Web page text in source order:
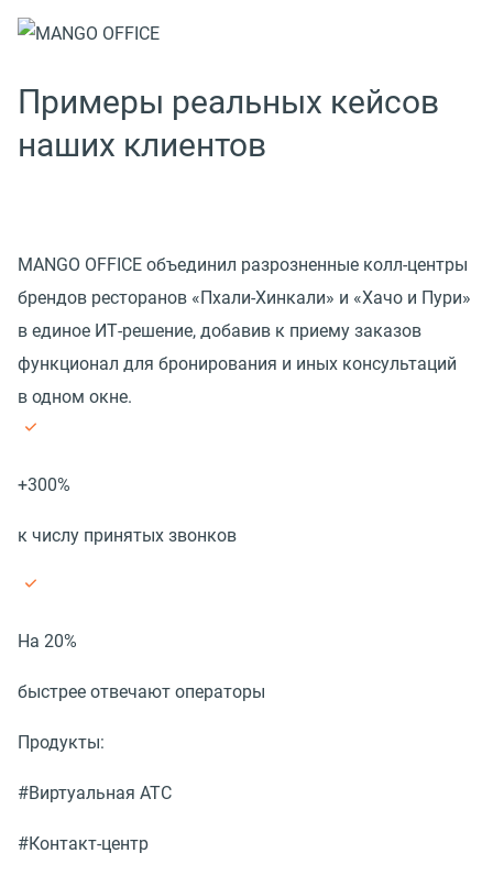
Примеры реальных кейсов
наших клиентов
MANGO OFFICE объединил разрозненные колл-центры
брендов ресторанов «Пхали-Хинкали» и «Хачо и Пури»
в единое ИТ-решение, добавив к приему заказов
функционал для бронирования и иных консультаций
в одном окне.
+300%
к числу принятых звонков
На 20%
быстрее отвечают операторы
Продукты:
#Виртуальная АТС
#Контакт-центр